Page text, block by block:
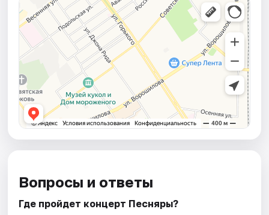
Вопросы и ответы
Где пройдет концерт Песняры?